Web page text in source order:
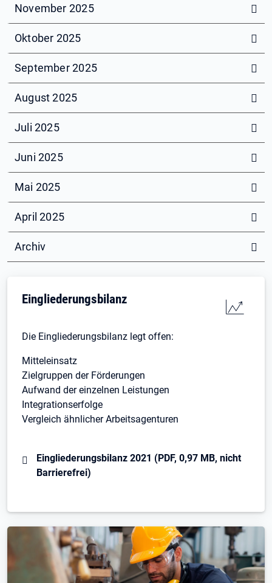
November 2025
Oktober 2025
September 2025
August 2025
Juli 2025
Juni 2025
Mai 2025
April 2025
Archiv
Eingliederungsbilanz
Die Eingliederungsbilanz legt offen:
Mitteleinsatz
Zielgruppen der Förderungen
Aufwand der einzelnen Leistungen
Integrationserfolge
Vergleich ähnlicher Arbeitsagenturen
Eingliederungsbilanz 2021 (PDF, 0,97 MB, nicht
Barrierefrei)